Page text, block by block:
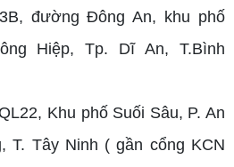
đường Đông An, khu phố
Hiệp, Tp. Dĩ An, T.Bình
Khu phố Suối Sâu, P. An
T. Tây Ninh ( gần cổng KCN